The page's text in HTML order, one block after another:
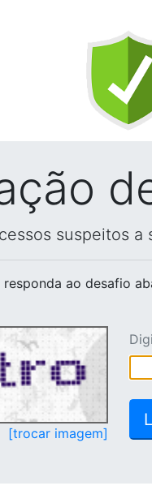
suspeitos a
responda ao desafio
[trocar imagem]